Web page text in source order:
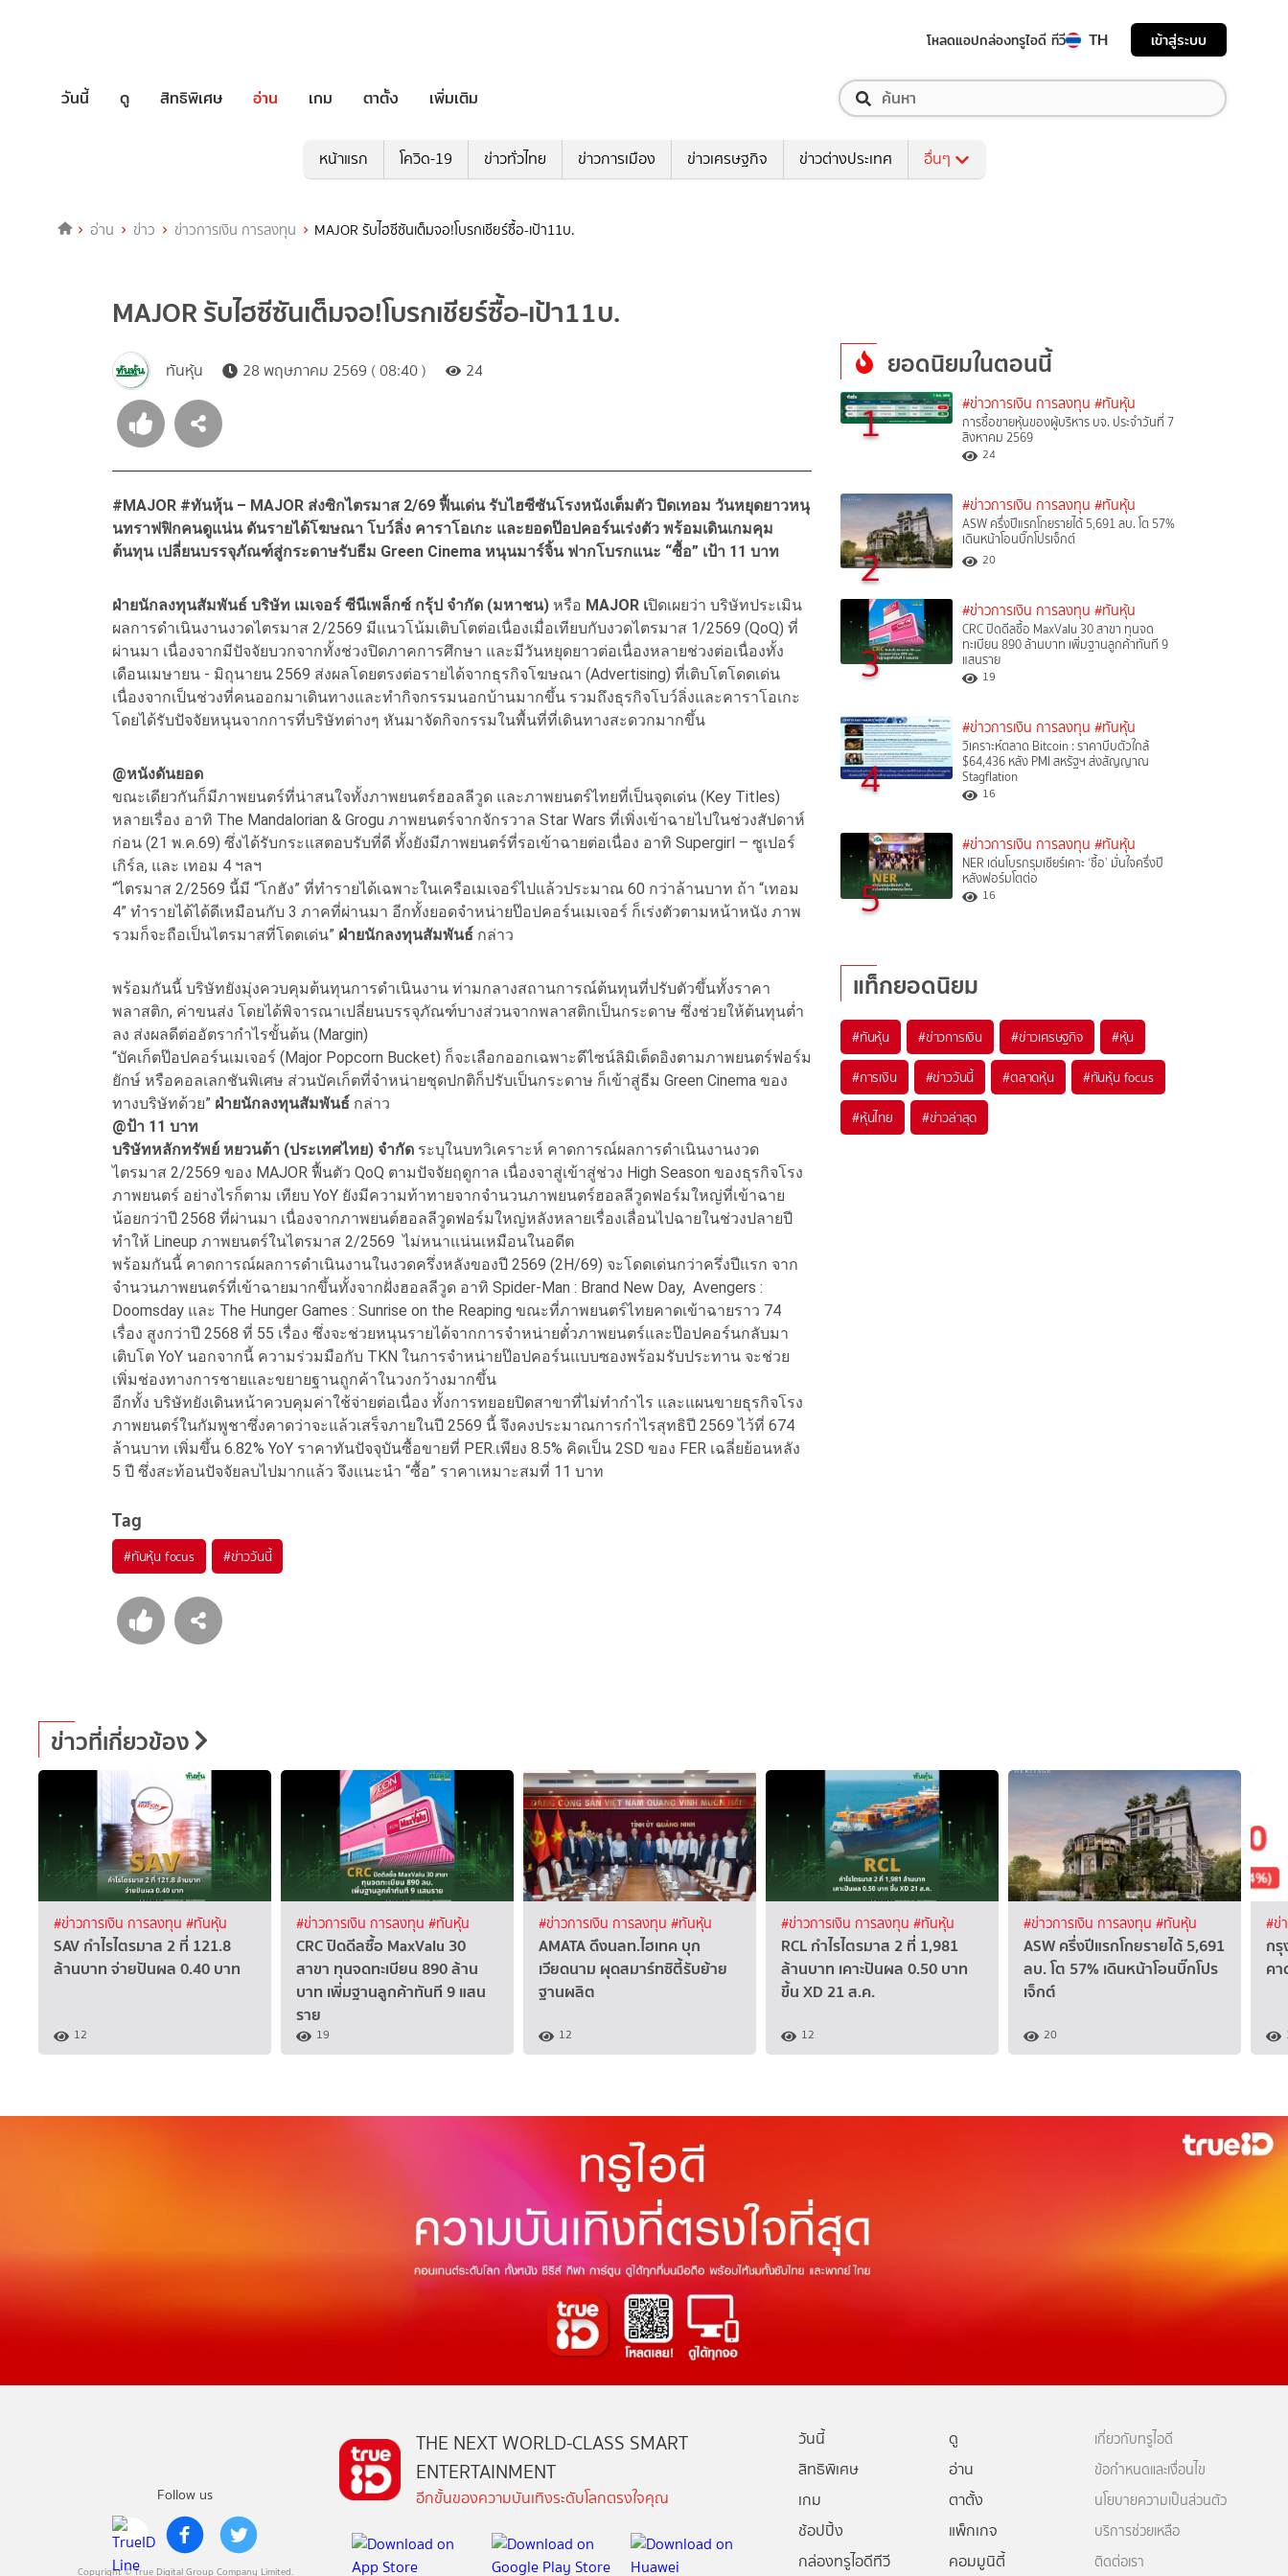
โหลดแอปกล่องทรูไอดี ทีวี TH เข้าสู่ระบบ
วันนี้ ดู สิทธิพิเศษ อ่าน เกม ตาตั้ง เพิ่มเติม
หน้าแรก โควิด-19 ข่าวทั่วไทย ข่าวการเมือง ข่าวเศรษฐกิจ ข่าวต่างประเทศ อื่นๆ
อ่าน ข่าว ข่าวการเงิน การลงทุน MAJOR รับไฮซีซันเต็มจอ!โบรกเชียร์ซื้อ-เป้า11บ.
MAJOR รับไฮซีซันเต็มจอ!โบรกเชียร์ซื้อ-เป้า11บ.
ทันหุ้น 28 พฤษภาคม 2569 ( 08:40 ) 24
#MAJOR #ทันหุ้น – MAJOR ส่งซิกไตรมาส 2/69 ฟื้นเด่น รับไฮซีซันโรงหนังเต็มตัว ปิดเทอม วันหยุดยาวหนุ
นทราฟฟิกคนดูแน่น ดันรายได้โฆษณา โบว์ลิ่ง คาราโอเกะ และยอดป๊อปคอร์นเร่งตัว พร้อมเดินเกมคุม
ต้นทุน เปลี่ยนบรรจุภัณฑ์สู่กระดาษรับธีม Green Cinema หนุนมาร์จิ้น ฟากโบรกแนะ “ซื้อ” เป้า 11 บาท
ฝ่ายนักลงทุนสัมพันธ์ บริษัท เมเจอร์ ซีนีเพล็กซ์ กรุ้ป จำกัด (มหาชน) หรือ MAJOR เปิดเผยว่า บริษัทประเมิน
ผลการดำเนินงานงวดไตรมาส 2/2569 มีแนวโน้มเติบโตต่อเนื่องเมื่อเทียบกับงวดไตรมาส 1/2569 (QoQ) ที่
ผ่านมา เนื่องจากมีปัจจัยบวกจากทั้งช่วงปิดภาคการศึกษา และมีวันหยุดยาวต่อเนื่องหลายช่วงต่อเนื่องทั้ง
เดือนเมษายน - มิถุนายน 2569 ส่งผลโดยตรงต่อรายได้จากธุรกิจโฆษณา (Advertising) ที่เติบโตโดดเด่น
เนื่องจากเป็นช่วงที่คนออกมาเดินทางและทำกิจกรรมนอกบ้านมากขึ้น รวมถึงธุรกิจโบว์ลิ่งและคาราโอเกะ
โดยได้รับปัจจัยหนุนจากการที่บริษัทต่างๆ หันมาจัดกิจกรรมในพื้นที่ที่เดินทางสะดวกมากขึ้น
@หนังดันยอด
ขณะเดียวกันก็มีภาพยนตร์ที่น่าสนใจทั้งภาพยนตร์ฮอลลีวูด และภาพยนตร์ไทยที่เป็นจุดเด่น (Key Titles)
หลายเรื่อง อาทิ The Mandalorian & Grogu ภาพยนตร์จากจักรวาล Star Wars ที่เพิ่งเข้าฉายไปในช่วงสัปดาห์
ก่อน (21 พ.ค.69) ซึ่งได้รับกระแสตอบรับที่ดี ทั้งยังมีภาพยนตร์ที่รอเข้าฉายต่อเนื่อง อาทิ Supergirl – ซูเปอร์
เกิร์ล, และ เทอม 4 ฯลฯ
“ไตรมาส 2/2569 นี้มี “โกฮัง” ที่ทำรายได้เฉพาะในเครือเมเจอร์ไปแล้วประมาณ 60 กว่าล้านบาท ถ้า “เทอม
4” ทำรายได้ได้ดีเหมือนกับ 3 ภาคที่ผ่านมา อีกทั้งยอดจำหน่ายป๊อปคอร์นเมเจอร์ ก็เร่งตัวตามหน้าหนัง ภาพ
รวมก็จะถือเป็นไตรมาสที่โดดเด่น” ฝ่ายนักลงทุนสัมพันธ์ กล่าว
พร้อมกันนี้ บริษัทยังมุ่งควบคุมต้นทุนการดำเนินงาน ท่ามกลางสถานการณ์ต้นทุนที่ปรับตัวขึ้นทั้งราคา
พลาสติก, ค่าขนส่ง โดยได้พิจารณาเปลี่ยนบรรจุภัณฑ์บางส่วนจากพลาสติกเป็นกระดาษ ซึ่งช่วยให้ต้นทุนต่ำ
ลง ส่งผลดีต่ออัตรากำไรขั้นต้น (Margin)
“บัคเก็ตป๊อปคอร์นเมเจอร์ (Major Popcorn Bucket) ก็จะเลือกออกเฉพาะดีไซน์ลิมิเต็ดอิงตามภาพยนตร์ฟอร์ม
ยักษ์ หรือคอลเลกชันพิเศษ ส่วนบัคเก็ตที่จำหน่ายชุดปกติก็ปรับเป็นกระดาษ ก็เข้าสู่ธีม Green Cinema ของ
ทางบริษัทด้วย” ฝ่ายนักลงทุนสัมพันธ์ กล่าว
@ป้า 11 บาท
บริษัทหลักทรัพย์ หยวนต้า (ประเทศไทย) จำกัด ระบุในบทวิเคราะห์ คาดการณ์ผลการดำเนินงานงวด
ไตรมาส 2/2569 ของ MAJOR ฟื้นตัว QoQ ตามปัจจัยฤดูกาล เนื่องจาสู่เข้าสู่ช่วง High Season ของธุรกิจโรง
ภาพยนตร์ อย่างไรก็ตาม เทียบ YoY ยังมีความท้าทายจากจำนวนภาพยนตร์ฮอลลีวูดฟอร์มใหญ่ที่เข้าฉาย
น้อยกว่าปี 2568 ที่ผ่านมา เนื่องจากภาพยนต์ฮอลลีวูดฟอร์มใหญ่หลังหลายเรื่องเลื่อนไปฉายในช่วงปลายปี
ทำให้ Lineup ภาพยนตร์ในไตรมาส 2/2569 ไม่หนาแน่นเหมือนในอดีต
พร้อมกันนี้ คาดการณ์ผลการดำเนินงานในงวดครึ่งหลังของปี 2569 (2H/69) จะโดดเด่นกว่าครึ่งปีแรก จาก
จำนวนภาพยนตร์ที่เข้าฉายมากขึ้นทั้งจากฝั่งฮอลลีวูด อาทิ Spider-Man : Brand New Day, Avengers :
Doomsday และ The Hunger Games : Sunrise on the Reaping ขณะที่ภาพยนตร์ไทยคาดเข้าฉายราว 74
เรื่อง สูงกว่าปี 2568 ที่ 55 เรื่อง ซึ่งจะช่วยหนุนรายได้จากการจำหน่ายตั๋วภาพยนตร์และป๊อปคอร์นกลับมา
เติบโต YoY นอกจากนี้ ความร่วมมือกับ TKN ในการจำหน่ายป๊อปคอร์นแบบซองพร้อมรับประทาน จะช่วย
เพิ่มช่องทางการชายและขยายฐานถูกค้าในวงกว้างมากขึ้น
อีกทั้ง บริษัทยังเดินหน้าควบคุมค่าใช้จ่ายต่อเนื่อง ทั้งการทยอยปิดสาขาที่ไม่ทำกำไร และแผนขายธุรกิจโรง
ภาพยนตร์ในกัมพูชาซึ่งคาดว่าจะแล้วเสร็จภายในปี 2569 นี้ จึงคงประมาณการกำไรสุทธิปี 2569 ไว้ที่ 674
ล้านบาท เพิ่มขึ้น 6.82% YoY ราคาทันปัจจุบันซื้อขายที่ PER.เพียง 8.5% คิดเป็น 2SD ของ FER เฉลี่ยย้อนหลัง
5 ปี ซึ่งสะท้อนปัจจัยลบไปมากแล้ว จึงแนะนำ “ซื้อ” ราคาเหมาะสมที่ 11 บาท
Tag
#ทันหุ้น focus #ข่าววันนี้
ยอดนิยมในตอนนี้
1 #ข่าวการเงิน การลงทุน #ทันหุ้น
การซื้อขายหุ้นของผู้บริหาร บจ. ประจำวันที่ 7
สิงหาคม 2569
24
2
#ข่าวการเงิน การลงทุน #ทันหุ้น
ASW ครึ่งปีแรกโกยรายได้ 5,691 ลบ. โต 57%
เดินหน้าโอนบิ๊กโปรเจ็กต์
20
3
#ข่าวการเงิน การลงทุน #ทันหุ้น
CRC ปิดดีลซื้อ MaxValu 30 สาขา ทุนจด
ทะเบียน 890 ล้านบาท เพิ่มฐานลูกค้าทันที 9
แสนราย
19
4
#ข่าวการเงิน การลงทุน #ทันหุ้น
วิเคราะห์ตลาด Bitcoin : ราคาบีบตัวใกล้
$64,436 หลัง PMI สหรัฐฯ ส่งสัญญาณ
Stagflation
16
5
#ข่าวการเงิน การลงทุน #ทันหุ้น
NER เด่นโบรกรุมเชียร์เคาะ ‘ซื้อ’ มั่นใจครึ่งปี
หลังฟอร์มโตต่อ
16
แท็กยอดนิยม
#ทันหุ้น #ข่าวการเงิน #ข่าวเศรษฐกิจ #หุ้น
#การเงิน #ข่าววันนี้ #ตลาดหุ้น #ทันหุ้น focus
#หุ้นไทย #ข่าวล่าสุด
ข่าวที่เกี่ยวข้อง
#ข่าวการเงิน การลงทุน #ทันหุ้น
SAV กำไรไตรมาส 2 ที่ 121.8
ล้านบาท จ่ายปันผล 0.40 บาท
12
#ข่าวการเงิน การลงทุน #ทันหุ้น
CRC ปิดดีลซื้อ MaxValu 30
สาขา ทุนจดทะเบียน 890 ล้าน
บาท เพิ่มฐานลูกค้าทันที 9 แสน
ราย
19
#ข่าวการเงิน การลงทุน #ทันหุ้น
AMATA ดึงนลท.ไฮเทค บุก
เวียดนาม ผุดสมาร์ทซิตี้รับย้าย
ฐานผลิต
12
#ข่าวการเงิน การลงทุน #ทันหุ้น
RCL กำไรไตรมาส 2 ที่ 1,981
ล้านบาท เคาะปันผล 0.50 บาท
ขึ้น XD 21 ส.ค.
12
#ข่าวการเงิน การลงทุน #ทันหุ้น
ASW ครึ่งปีแรกโกยรายได้ 5,691
ลบ. โต 57% เดินหน้าโอนบิ๊กโปร
เจ็กต์
20
#ข่
กรุ
ค
Follow us
Copyright © True Digital Group Company Limited.
THE NEXT WORLD-CLASS SMART
ENTERTAINMENT
อีกขั้นของความบันเทิงระดับโลกตรงใจคุณ
วันนี้
ดู
สิทธิพิเศษ
อ่าน
เกม
ตาตั้ง
ช้อปปิ้ง
แพ็กเกจ
กล่องทรูไอดีทีวี
คอมมูนิตี้
เกี่ยวกับทรูไอดี
ข้อกำหนดและเงื่อนไข
นโยบายความเป็นส่วนตัว
บริการช่วยเหลือ
ติดต่อเรา